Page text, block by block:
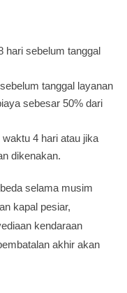
hari sebelum tanggal
tanggal layanan
sebesar 50% dari
4 hari atau jika
dikenakan.
selama musim
kapal pesiar,
kendaraan
akhir akan